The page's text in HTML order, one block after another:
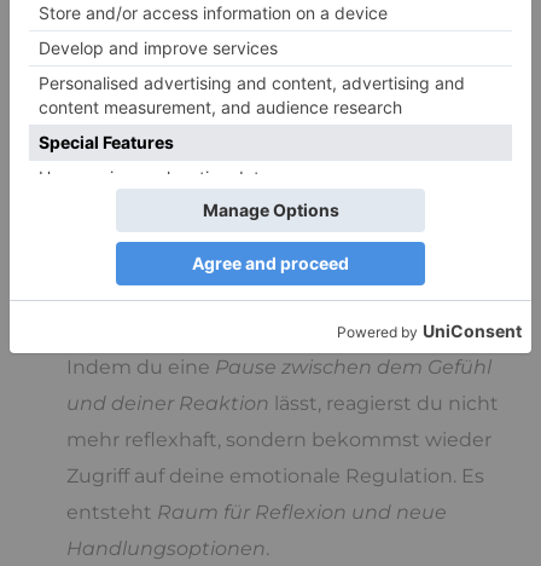
zu verlieren. Diese Form von Achtsamkeit
unterbricht automatische Muster wie Grübeln,
Selbstabwertung oder Katastrophisieren.
Denn sobald du vollständig im Gefühl
„drinsteckst“, erscheint alles absolut real und
Mit etwas innerem Abstand wird
Differenzierung möglich: Was genau fühle ich
gerade? Wodurch wurde das ausgelöst?
Indem du eine Pause zwischen dem Gefühl
und deiner Reaktion lässt, reagierst du nicht
mehr reflexhaft, sondern bekommst wieder
Zugriff auf deine emotionale Regulation. Es
entsteht Raum für Reflexion und neue
Handlungsoptionen.